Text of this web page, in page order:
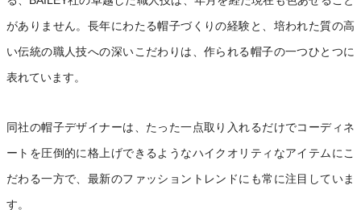
がありません。長年にわたる帽子づくりの経験と、培われた質の高
い伝統の職人技への深いこだわりは、作られる帽子の一つひとつに
表れています。
同社の帽子デザイナーは、たった一点取り入れるだけでコーディネ
ートを圧倒的に格上げできるようなハイクオリティなアイテムにこ
だわる一方で、最新のファッショントレンドにも常に注目していま
す。